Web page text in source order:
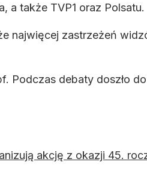
a także TVP1 oraz Polsatu.
najwięcej zastrzeżeń
Podczas debaty doszło
akcję z okazji 45.